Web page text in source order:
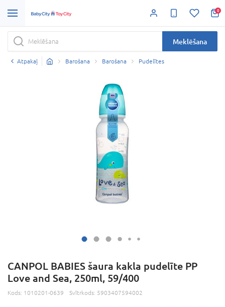
0
Meklēšana
Atpakaļ Barošana Barošana Pudelītes
CANPOL BABIES šaura kakla pudelīte PP
Love and Sea, 250ml, 59/400
Kods: 1010201-0639 Svītrkods: 5903407594002